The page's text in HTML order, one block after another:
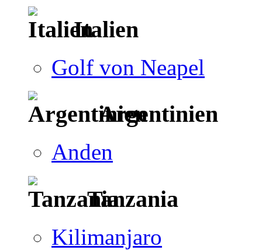
Italien
Golf von Neapel
Argentinien
Anden
Tanzania
Kilimanjaro